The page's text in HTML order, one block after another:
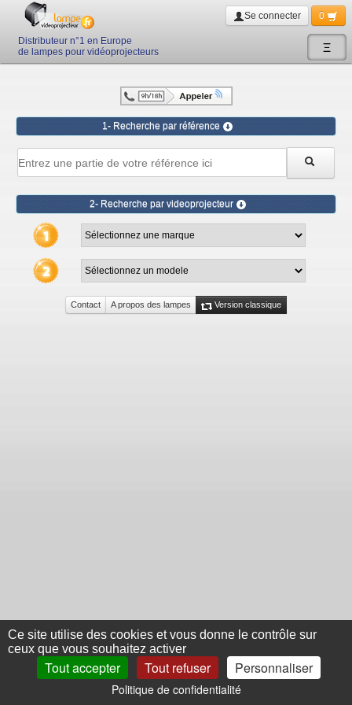
Ξ
Distributeur n°1 en Europe
de lampes pour vidéoprojecteurs
Se connecter 0
1- Recherche par référence
2- Recherche par videoprojecteur
Contact A propos des lampes Version classique
Ce site utilise des cookies et vous donne le contrôle sur
ceux que vous souhaitez activer
Tout accepter Tout refuser Personnaliser
Politique de confidentialité